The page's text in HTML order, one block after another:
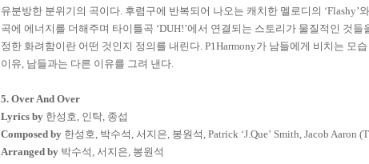
유분방한 분위기의 곡이다. 후렴구에 반복되어 나오는 캐치한 멜로디의 ‘Flashy’
곡에 에너지를 더해주며 타이틀곡 ‘DUH!’에서 연결되는 스토리가 물질적인 것들
정한 화려함이란 어떤 것인지 정의를 내린다. P1Harmony가 남들에게 비치는 모
이유, 남들과는 다른 이유를 그려 낸다.
5. Over And Over
Lyrics by 한성호, 인탁, 종섭
Composed by 한성호, 박수석 , 서지은, 봉원석 , Patrick ‘J.Que’ Smith, Jacob Aaron
Arranged by 박수석 , 서지은, 봉원석